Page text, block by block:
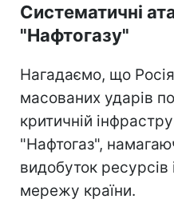
Систематичні
"Нафтогазу"
Нагадаємо, що
масованих ударів
критичній
"Нафтогаз",
видобуток
мережу країни.